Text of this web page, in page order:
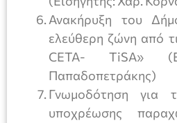
Ανακήρυξη του
ελεύθερη ζώνη από
CETA- TiSA»
Παπαδοπετράκης)
Γνωμοδότηση για
υποχρέωσης